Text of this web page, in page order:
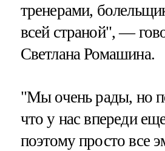
тренерами,
всей страной", —
Светлана Ромашина.
"Мы очень рады, но
что у нас впереди
поэтому просто все